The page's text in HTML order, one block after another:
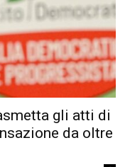
gli atti di
da oltre